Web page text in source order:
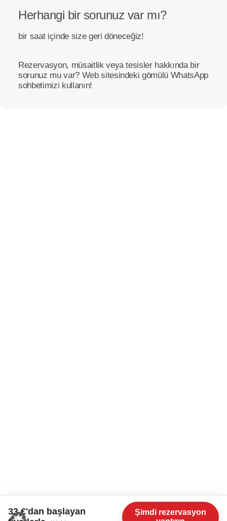
33 €'dan başlayan
Şimdi rezervasyon
Herhangi bir sorunuz var mı?
bir saat içinde size geri döneceğiz!
Rezervasyon, müsaitlik veya tesisler hakkında bir
sorunuz mu var? Web sitesindeki gömülü WhatsApp
sohbetimizi kullanın!